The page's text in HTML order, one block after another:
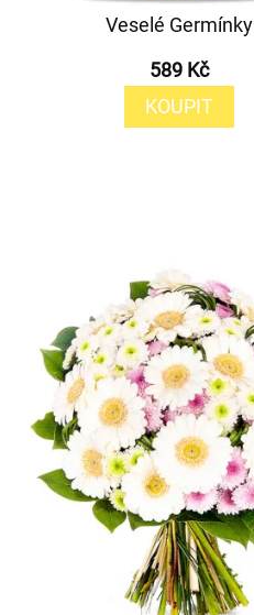
Veselé Germínky
589 Kč
KOUPIT